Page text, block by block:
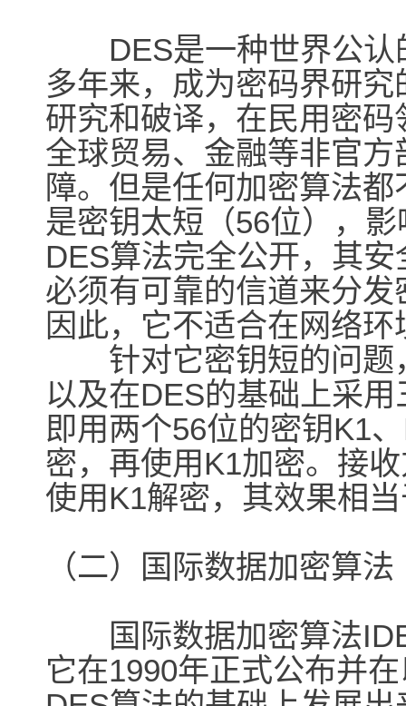
DES是一种世界公认
多年来，成为密码界研
研究和破译，在民用密
全球贸易、金融等非官
障。但是任何加密算法
是密钥太短（56位），
DES算法完全公开，其
必须有可靠的信道来分
因此，它不适合在网络
针对它密钥短的问题
以及在DES的基础上采
即用两个56位的密钥K1
密，再使用K1加密。接
使用K1解密，其效果相
（二）国际数据加密算法
国际数据加密算法
它在1990年正式公布并